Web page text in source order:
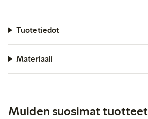
Tuotetiedot
Materiaali
Muiden suosimat tuotteet